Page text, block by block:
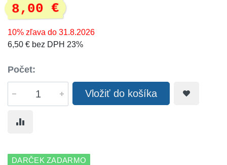
8,00 €
10% zľava do 31.8.2026
6,50 € bez DPH 23%
Počet:
Vložiť do košíka
DARČEK ZADARMO